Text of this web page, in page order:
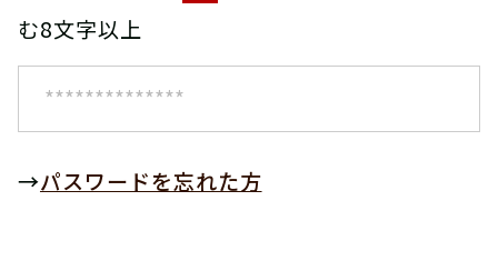
む8文字以上
→パスワードを忘れた方